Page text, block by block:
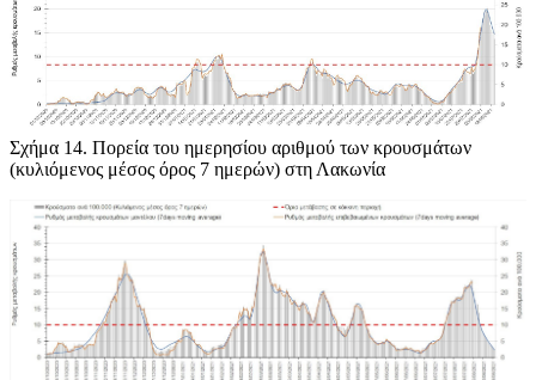
Σχήμα 14. Πορεία του ημερησίου αριθμού των κρουσμάτων
(κυλιόμενος μέσος όρος 7 ημερών) στη Λακωνία